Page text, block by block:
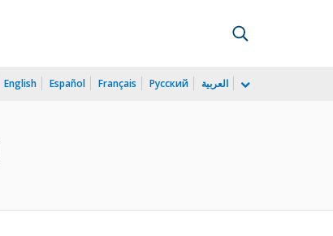
English Español Français Русский العربية